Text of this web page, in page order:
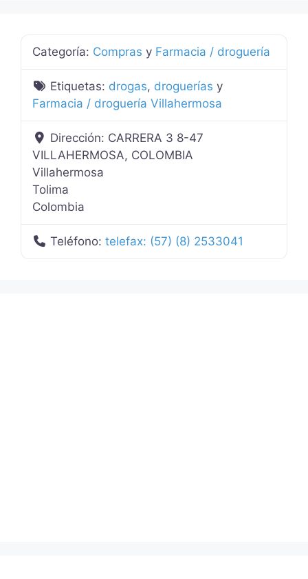
Categoría: Compras y Farmacia / droguería
Etiquetas: drogas, droguerías y
Farmacia / droguería Villahermosa
Dirección: CARRERA 3 8-47
VILLAHERMOSA, COLOMBIA
Villahermosa
Tolima
Colombia
Teléfono:telefax: (57) (8) 2533041